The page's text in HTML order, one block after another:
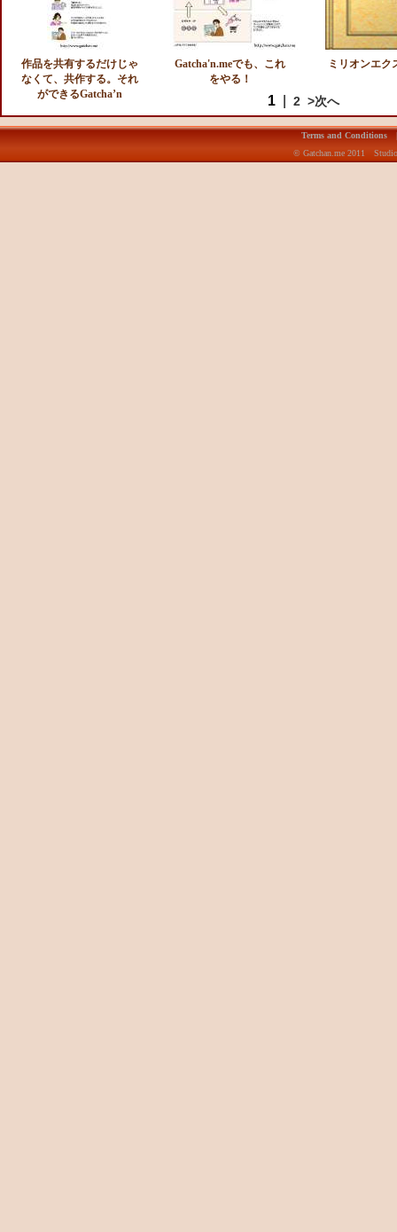
作品を共有するだけじゃ
なくて、共作する。それ
ができるGatcha’n
Gatcha'n.meでも、これ
をやる！
ミリオンエク
1| 2 >次へ
Terms and Conditions
© Gatchan.me 2011